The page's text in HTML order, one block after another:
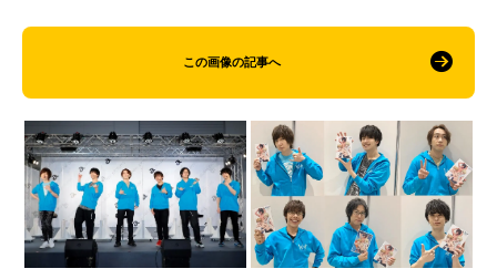
この画像の記事へ